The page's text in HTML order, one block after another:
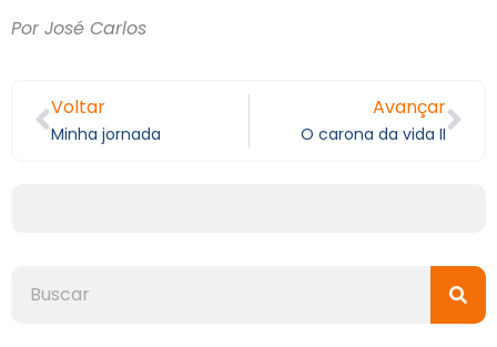
Por José Carlos
Voltar
Minha jornada
Avançar
O carona da vida II